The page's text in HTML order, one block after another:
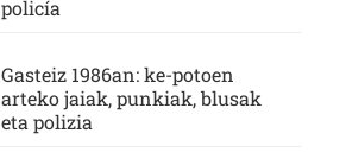
policía
Gasteiz 1986an: ke-potoen
arteko jaiak, punkiak, blusak
eta polizia